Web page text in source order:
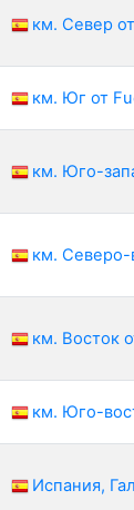
км. Север
км. Юг от
км. Юго-
км. Северо-
км. Восток
км. Юго-
Испания,